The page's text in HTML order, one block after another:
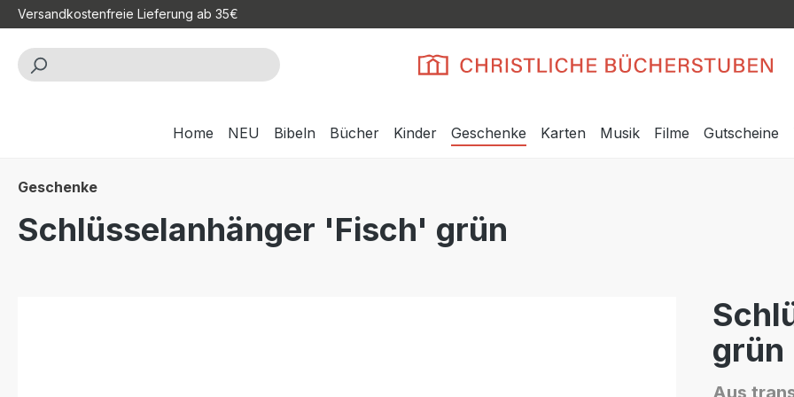
Hauptinhalt springen
Zur Suche springen
Zur Hauptnavigation springen
Versandkostenfreie Lieferung ab 35€
Home NEU Bibeln Bücher Kinder Geschenke Karten Musik Filme Gutscheine
Geschenke
Schlüsselanhänger 'Fisch' grün
grün
Aus